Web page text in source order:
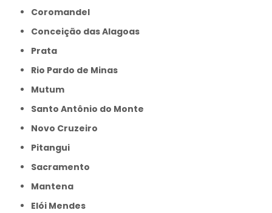
Coromandel
Conceição das Alagoas
Prata
Rio Pardo de Minas
Mutum
Santo Antônio do Monte
Novo Cruzeiro
Pitangui
Sacramento
Mantena
Elói Mendes